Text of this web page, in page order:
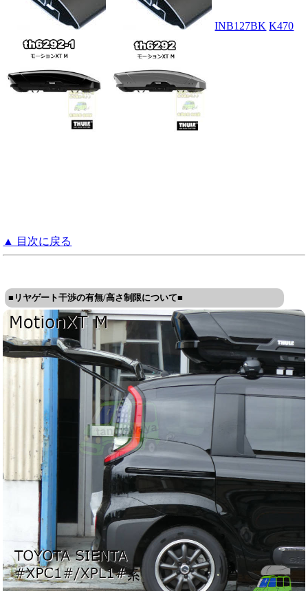
INB127BK K470
▲ 目次に戻る
■リヤゲート干渉の有無/高さ制限について■